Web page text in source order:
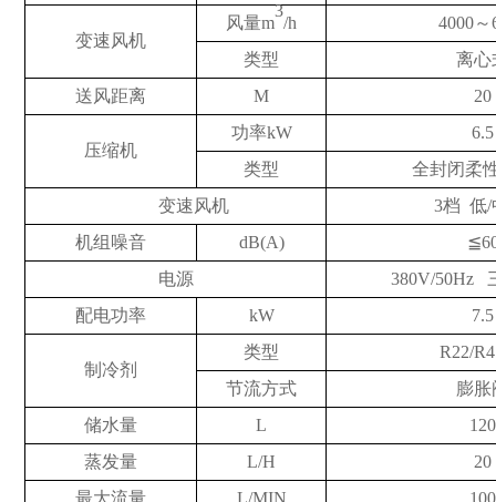
变速风机
风量m
3
/h 4000～
类型
离心
送风距离
M 20
压缩机
功率kW
6.5
类型
全封闭柔
变速风机
3档 低/
机组噪音
dB(A)
电源
380V/50Hz
配电功率
kW 7.5
制冷剂
类型 R22/
节流方式
膨胀
储水量
L 120
蒸发量
L/H
20